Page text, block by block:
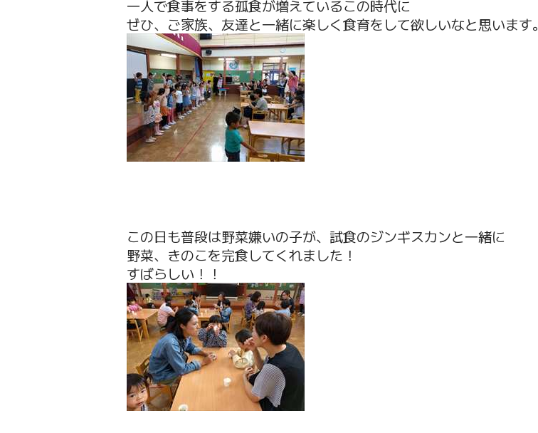
一人で食事をする孤食が増えているこの時代に
ぜひ、ご家族、友達と一緒に楽しく食育をして欲しいなと思います。
この日も普段は野菜嫌いの子が、試食のジンギスカンと一緒に
野菜、きのこを完食してくれました！
すばらしい！！